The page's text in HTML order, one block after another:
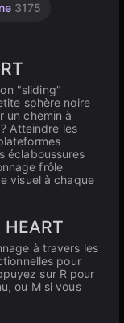
3175
"sliding"
sphère noire
un chemin à
Atteindre les
éclaboussures
frôle
visuel à chaque
à travers les
pour
sur R pour
ou M si vous